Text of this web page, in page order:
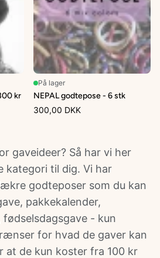
kr
På lager
NEPAL godtepose - 6 stk
300,00 DKK
gaveideer? Så har vi her
kategori til dig. Vi har
godteposer som du kan
pakkekalender,
fødselsdagsgave - kun
for hvad de gaver kan
at de kun koster fra 100 kr